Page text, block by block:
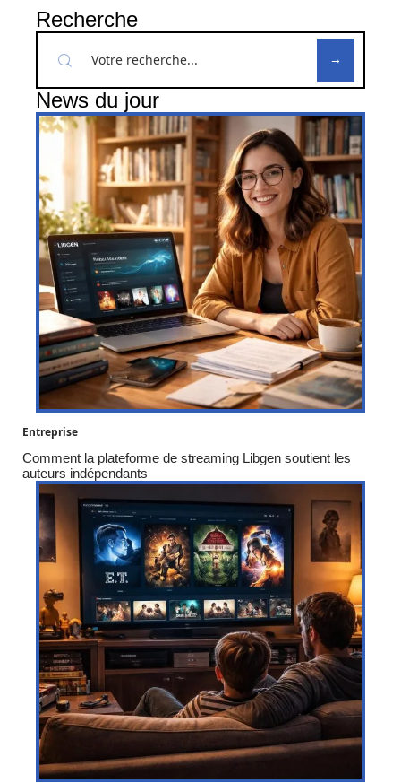
Recherche
News du jour
Entreprise
Comment la plateforme de streaming Libgen soutient les
auteurs indépendants